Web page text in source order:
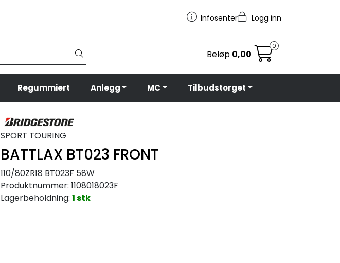
Infosenter Logg inn
Beløp 0,00
0
Regummiert Anlegg MC Tilbudstorget
SPORT TOURING
BATTLAX BT023 FRONT
110/80ZR18 BT023F 58W
Produktnummer: 1108018023F
Lagerbeholdning: 1 stk